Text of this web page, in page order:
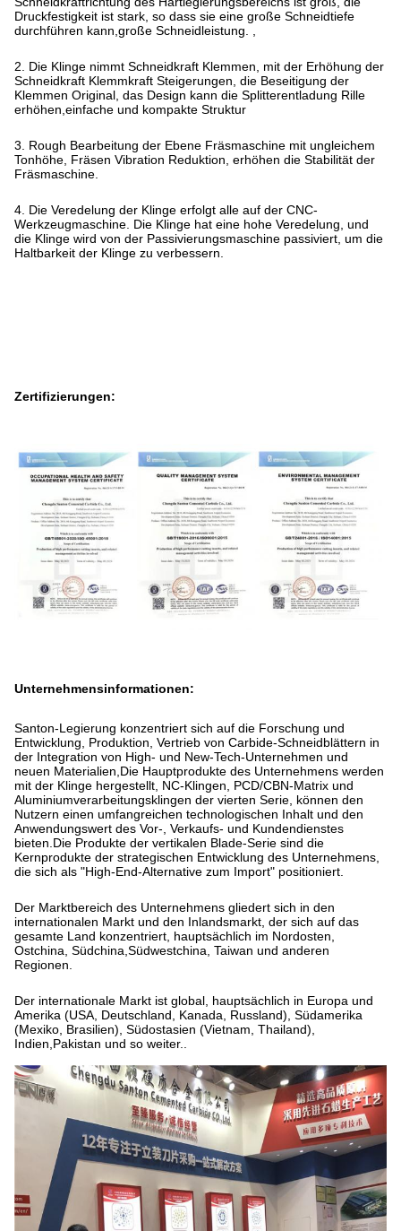
Druckfestigkeit ist stark, so dass sie eine große Schneidtiefe
durchführen kann,große Schneidleistung. ,
2. Die Klinge nimmt Schneidkraft Klemmen, mit der Erhöhung der
Schneidkraft Klemmkraft Steigerungen, die Beseitigung der
Klemmen Original, das Design kann die Splitterentladung Rille
erhöhen,einfache und kompakte Struktur
3. Rough Bearbeitung der Ebene Fräsmaschine mit ungleichem
Tonhöhe, Fräsen Vibration Reduktion, erhöhen die Stabilität der
Fräsmaschine.
4. Die Veredelung der Klinge erfolgt alle auf der CNC-
Werkzeugmaschine. Die Klinge hat eine hohe Veredelung, und
die Klinge wird von der Passivierungsmaschine passiviert, um die
Haltbarkeit der Klinge zu verbessern.
Zertifizierungen:
Unternehmensinformationen:
Santon-Legierung konzentriert sich auf die Forschung und
Entwicklung, Produktion, Vertrieb von Carbide-Schneidblättern in
der Integration von High- und New-Tech-Unternehmen und
neuen Materialien,Die Hauptprodukte des Unternehmens werden
mit der Klinge hergestellt, NC-Klingen, PCD/CBN-Matrix und
Aluminiumverarbeitungsklingen der vierten Serie, können den
Nutzern einen umfangreichen technologischen Inhalt und den
Anwendungswert des Vor-, Verkaufs- und Kundendienstes
bieten.Die Produkte der vertikalen Blade-Serie sind die
Kernprodukte der strategischen Entwicklung des Unternehmens,
die sich als "High-End-Alternative zum Import" positioniert.
Der Marktbereich des Unternehmens gliedert sich in den
internationalen Markt und den Inlandsmarkt, der sich auf das
gesamte Land konzentriert, hauptsächlich im Nordosten,
Ostchina, Südchina,Südwestchina, Taiwan und anderen
Regionen.
Der internationale Markt ist global, hauptsächlich in Europa und
Amerika (USA, Deutschland, Kanada, Russland), Südamerika
(Mexiko, Brasilien), Südostasien (Vietnam, Thailand),
Indien,Pakistan und so weiter..